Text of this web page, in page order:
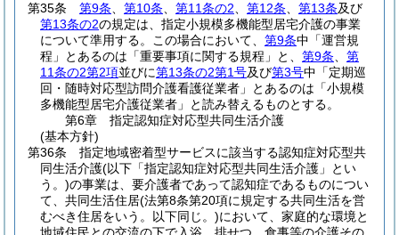
第35条
第9条 第10条 第11条の2 第12条 第13条及び
第13条の2の規定は、指定小規模多機能型居宅介護の事業
について準用する。
この場合において、 第9条中「運営規
程」とあるのは「重要事項に関する規程」と、 第9条
第
11条の2第2項並びに第13条の2第1号及び第3号中「定期巡
回・随時対応型訪問介護看護従業者」とあるのは「小規模
多機能型居宅介護従業者」と読み替えるものとする。
第6章
指定認知症対応型共同生活介護
(基本方針)
第36条
指定地域密着型サービスに該当する認知症対応型共
同生活介護(以下「指定認知症対応型共同生活介護」とい
う。)の事業は、要介護者であって認知症であるものについ
て、共同生活住居(法第8条第20項に規定する共同生活を営
むべき住居をいう。以下同じ。)において、家庭的な環境と